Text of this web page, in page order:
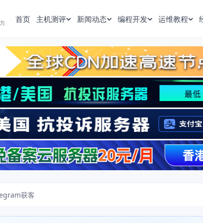
首页 主机测评 新闻动态 编程开发 运维教程
获客